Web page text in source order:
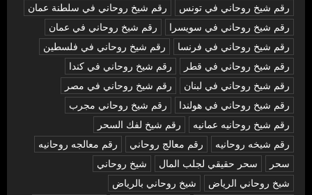
رقم شيخ روحاني في تونس
رقم شيخ روحاني في سلطنة عمان
رقم شيخ روحاني في سويسرا
رقم شيخ روحاني في عمان
رقم شيخ روحاني في فرنسا
رقم شيخ روحاني في فلسطين
رقم شيخ روحاني في قطر
رقم شيخ روحاني في كندا
رقم شيخ روحاني في لبنان
رقم شيخ روحاني في مصر
رقم شيخ روحاني في هولندا
رقم شيخ روحاني مجرب
رقم شيخ روحانيه عمانيه
رقم شيخ لفك السحر
رقم شيخه روحانيه
رقم معالج روحاني
رقم معالجه روحانيه
سحر
سحر حقيقي لجلب المال
شيخ روحاني
شيخ روحاني الرياض
شيخ روحاني بالرياض